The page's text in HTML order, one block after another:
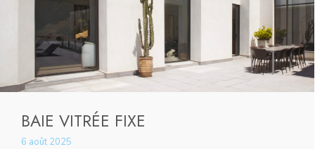
BAIE VITRÉE FIXE
6 août 2025